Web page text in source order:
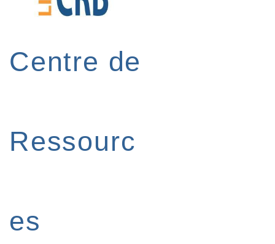
Centre de
Ressourc
es